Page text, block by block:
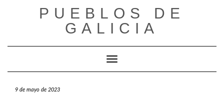
PUEBLOS DE
GALICIA
Cambiar modo de navegación
9 de mayo de 2023